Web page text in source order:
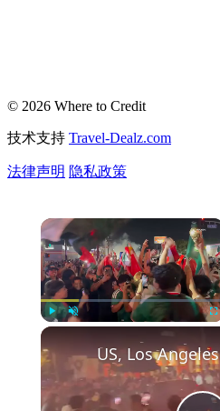
© 2026 Where to Credit
技术支持 Travel-Dealz.com
法律声明 隐私政策